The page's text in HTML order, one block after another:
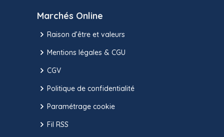
Marchés Online
Raison d’être et valeurs
Mentions légales & CGU
CGV
Politique de confidentialité
Paramétrage cookie
Fil RSS